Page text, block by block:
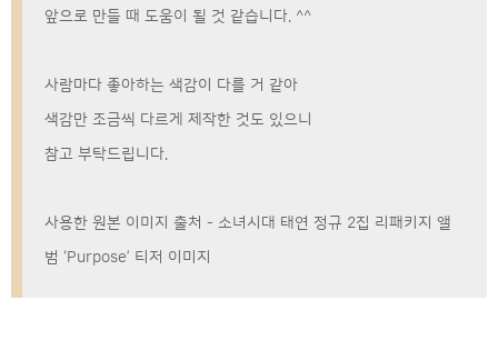
앞으로 만들 때 도움이 될 것 같습니다. ^^
사람마다 좋아하는 색감이 다를 거 같아
색감만 조금씩 다르게 제작한 것도 있으니
참고 부탁드립니다.
사용한 원본 이미지 출처 - 소녀시대 태연 정규 2집 리패키지 앨
범 ‘Purpose’ 티저 이미지